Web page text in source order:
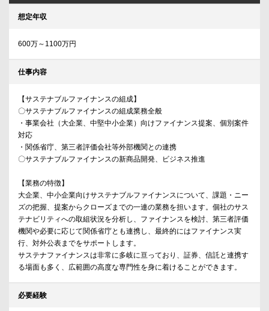
想定年収
600万～1100万円
仕事内容
【サステナブルファイナンスの組成】
〇サステナブルファイナンスの組成業務全般
・事業会社（大企業、中堅中小企業）向けファイナンス提案、個別案件
対応
・関係省庁、第三者評価会社等外部機関との連携
〇サステナブルファイナンスの新商品開発、ビジネス推進
【業務の特徴】
大企業、中小企業向けサステナブルファイナンスについて、課題・ニー
ズの把握、提案からクローズまでの一連の業務を担います。個社のサス
テナビリティへの取組状況を分析し、ファイナンスを検討、第三者評価
機関や必要に応じて関係省庁とも連携し、最終的にはファイナンス実
行、対外公表までをサポートします。
サステナファイナンスは非常に多岐に亘っており、証券、信託と連携す
る場面も多く、広範囲の高度な専門性を身に着けることができます。
必要経験